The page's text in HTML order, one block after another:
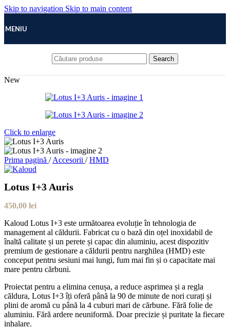
Skip to navigation Skip to main content
MENIU
Search
New
Click to enlarge
Prima pagină / Accesorii / HMD
Lotus I+3 Auris
450,00 lei
Kaloud Lotus I+3 este următoarea evoluție în tehnologia de
management al căldurii. Fabricat cu o bază din oțel inoxidabil de
înaltă calitate și un perete și capac din aluminiu, acest dispozitiv
premium de gestionare a căldurii pentru narghilea (HMD) este
conceput pentru sesiuni mai lungi, fum mai fin și o capacitate mai
mare pentru cărbuni.
Proiectat pentru a elimina cenușa, a reduce asprimea și a regla
căldura, Lotus I+3 îți oferă până la 90 de minute de nori curați și
plini de aromă cu până la 4 cuburi mari de cărbune. Fără folie de
aluminiu. Fără ardere neuniformă. Doar precizie și puritate la fiecare
inhalare.